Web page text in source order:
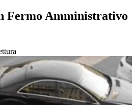
Fermo Amministrativo